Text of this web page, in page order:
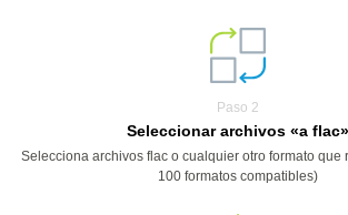
Paso 2
Seleccionar archivos «a flac»
Selecciona archivos flac o cualquier otro formato que
100 formatos compatibles)